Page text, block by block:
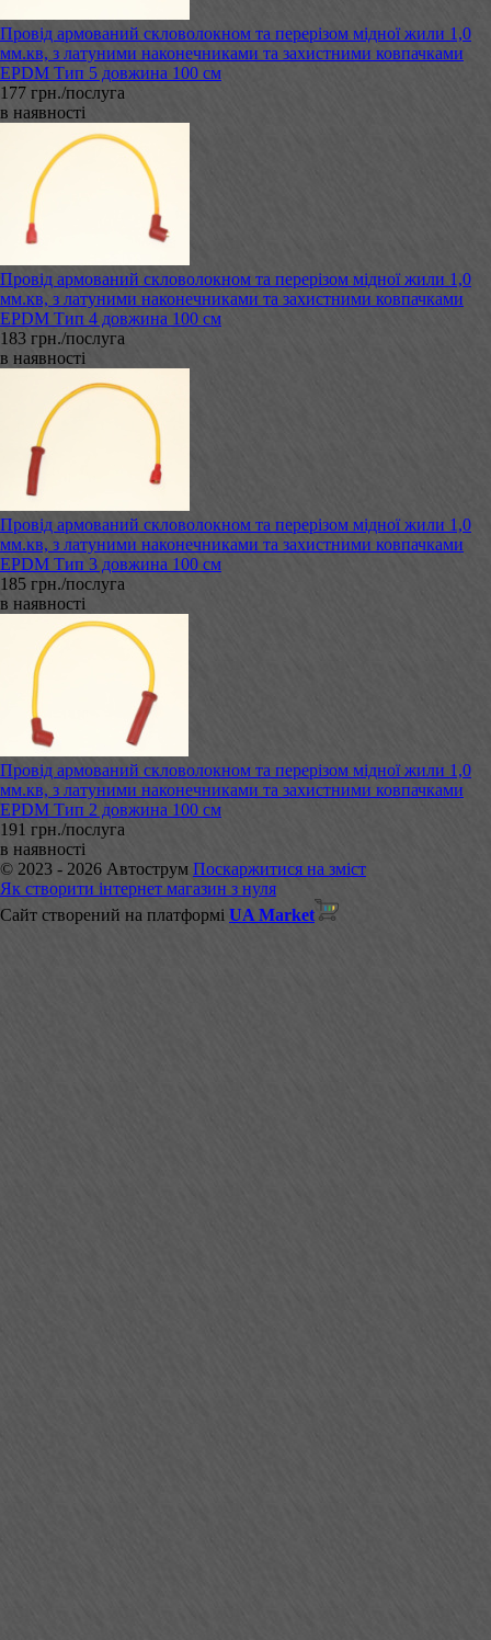
Провід армований скловолокном та перерізом мідної жили 1,0
мм.кв, з латуними наконечниками та захистними ковпачками
EPDM Тип 5 довжина 100 см
177 грн./послуга
в наявності
Провід армований скловолокном та перерізом мідної жили 1,0
мм.кв, з латуними наконечниками та захистними ковпачками
EPDM Тип 4 довжина 100 см
183 грн./послуга
в наявності
Провід армований скловолокном та перерізом мідної жили 1,0
мм.кв, з латуними наконечниками та захистними ковпачками
EPDM Тип 3 довжина 100 см
185 грн./послуга
в наявності
Провід армований скловолокном та перерізом мідної жили 1,0
мм.кв, з латуними наконечниками та захистними ковпачками
EPDM Тип 2 довжина 100 см
191 грн./послуга
в наявності
© 2023 - 2026 Автострум Поскаржитися на зміст
Як створити інтернет магазин з нуля
Сайт створений на платформі UA Market